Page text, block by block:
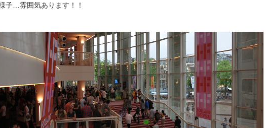
子…雰囲気あります！！